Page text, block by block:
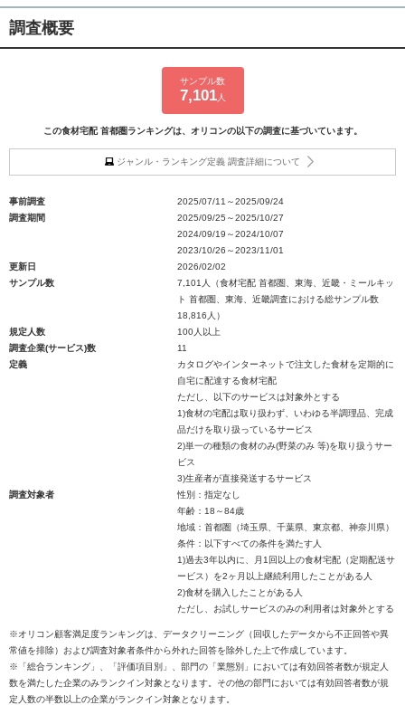
調査概要
サンプル数
7,101人
この食材宅配 首都圏ランキングは、オリコンの以下の調査に基づいています。
ジャンル・ランキング定義 調査詳細について
事前調査
2025/07/11～2025/09/24
調査期間
2025/09/25～2025/10/27
2024/09/19～2024/10/07
2023/10/26～2023/11/01
更新日
2026/02/02
サンプル数
7,101人（食材宅配 首都圏、東海、近畿・ミールキッ
ト 首都圏、東海、近畿調査における総サンプル数
18,816人）
規定人数
100人以上
調査企業(サービス)数
11
定義
カタログやインターネットで注文した食材を定期的に
自宅に配達する食材宅配
ただし、以下のサービスは対象外とする
1)食材の宅配は取り扱わず、いわゆる半調理品、完成
品だけを取り扱っているサービス
2)単一の種類の食材のみ(野菜のみ 等)を取り扱うサー
ビス
3)生産者が直接発送するサービス
調査対象者
性別：指定なし
年齢：18～84歳
地域：首都圏（埼玉県、千葉県、東京都、神奈川県）
条件：以下すべての条件を満たす人
1)過去3年以内に、月1回以上の食材宅配（定期配送サ
ービス）を2ヶ月以上継続利用したことがある人
2)食材を購入したことがある人
ただし、お試しサービスのみの利用者は対象外とする
※オリコン顧客満足度ランキングは、データクリーニング（回収したデータから不正回答や異
常値を排除）および調査対象者条件から外れた回答を除外した上で作成しています。
※「総合ランキング」、「評価項目別」、部門の「業態別」においては有効回答者数が規定人
数を満たした企業のみランクイン対象となります。その他の部門においては有効回答者数が規
定人数の半数以上の企業がランクイン対象となります。